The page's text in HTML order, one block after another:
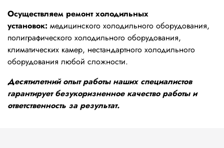
Осуществляем ремонт холодильных
установок: медицинского холодильного оборудования,
полиграфического холодильного оборудования,
климатических камер, нестандартного холодильного
оборудования любой сложности.
Десятилетний опыт работы наших специалистов
гарантирует безукоризненное качество работы и
ответственность за результат.